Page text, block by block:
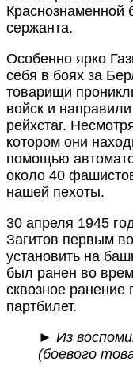
Краснознаменной
сержанта.
Особенно ярко
себя в боях за
товарищи
войск и
рейхстаг.
котором они
помощью
около 40
нашей пехоты.
30 апреля 1945
Загитов первым
установить на
был ранен во
сквозное ранение
партбилет.
► Из
(боевого